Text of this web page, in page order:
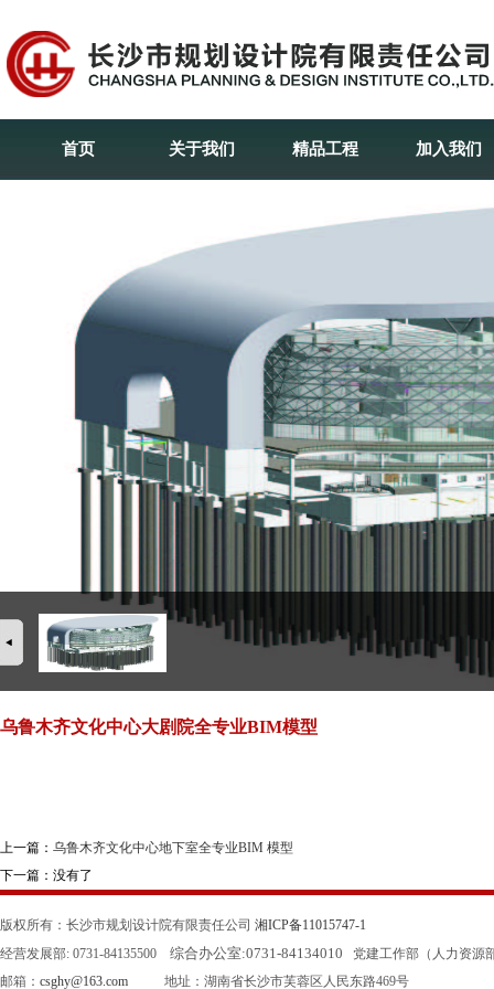
首页 关于我们 精品工程 加入我们
乌鲁木齐文化中心大剧院全专业BIM模型
上一篇： 乌鲁木齐文化中心地下室全专业BIM 模型
下一篇：没有了
版权所有：长沙市规划设计院有限责任公司 湘ICP备11015747-1
经营发展部: 0731-84135500 综合办公室:0731-84134010
党建工作部（人力资源
邮箱： csghy@163.com 地址：湖南省长沙市芙蓉区人民东路469号